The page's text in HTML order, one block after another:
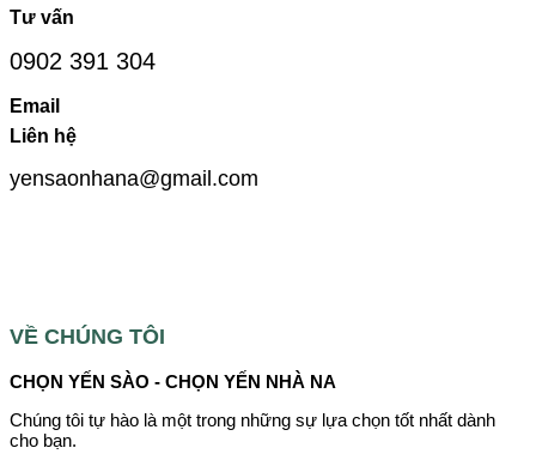
Tư vấn
0902 391 304
Email
Liên hệ
yensaonhana@gmail.com
VỀ CHÚNG TÔI
CHỌN YẾN SÀO - CHỌN YẾN NHÀ NA
Chúng tôi tự hào là một trong những sự lựa chọn tốt nhất dành
cho bạn.